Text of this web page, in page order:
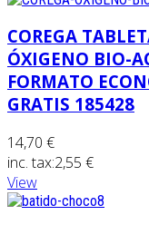
COREGA
ÓXIGENO BIO-
FORMATO
GRATIS 185428
14,70 €
inc. tax:2,55 €
View